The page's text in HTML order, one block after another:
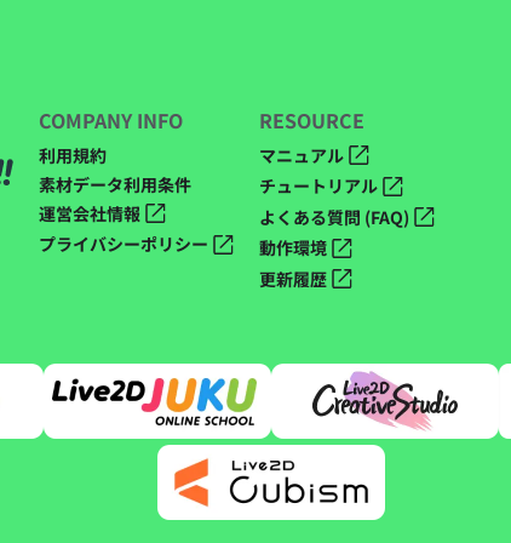
COMPANY INFO
利用規約
素材データ利用条件
運営会社情報
プライバシーポリシー
RESOURCE
マニュアル
チュートリアル
よくある質問 (FAQ)
動作環境
更新履歴